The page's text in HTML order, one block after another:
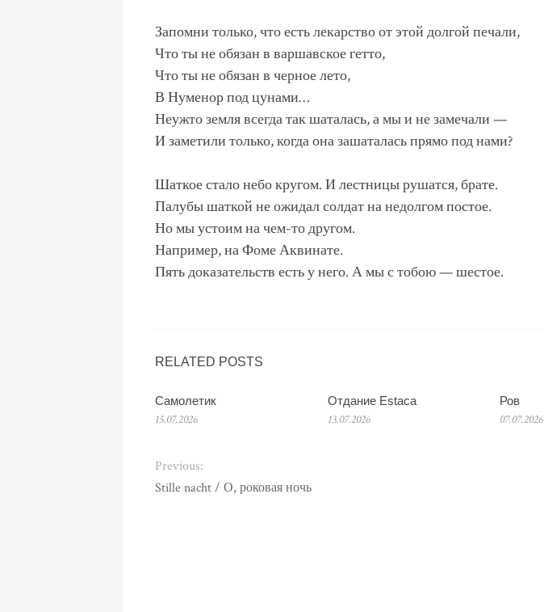
Запомни только, что есть лекарство от этой долгой печали,
Что ты не обязан в варшавское гетто,
Что ты не обязан в черное лето,
В Нуменор под цунами…
Неужто земля всегда так шаталась, а мы и не замечали —
И заметили только, когда она зашаталась прямо под нами?
Шаткое стало небо кругом. И лестницы рушатся, брате.
Палубы шаткой не ожидал солдат на недолгом постое.
Но мы устоим на чем-то другом.
Например, на Фоме Аквинате.
Пять доказательств есть у него. А мы с тобою — шестое.
RELATED POSTS
Самолетик
15.07.2026
Отдание Estaca
13.07.2026
Ров
07.07.2026
Previous:
Stille nacht / О, роковая ночь